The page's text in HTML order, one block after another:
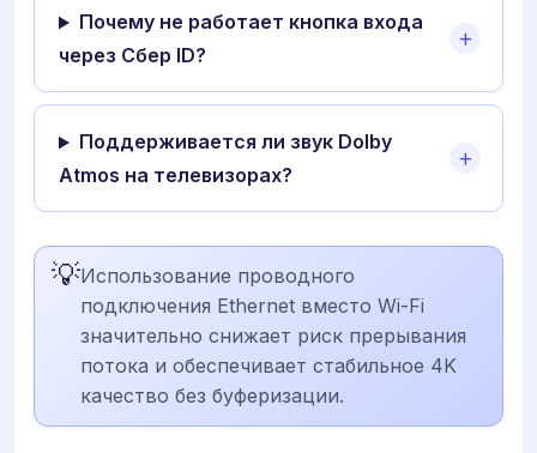
Почему не работает кнопка входа
через Сбер ID?
Поддерживается ли звук Dolby
Atmos на телевизорах?
💡Использование проводного
подключения Ethernet вместо Wi-Fi
значительно снижает риск прерывания
потока и обеспечивает стабильное 4K
качество без буферизации.